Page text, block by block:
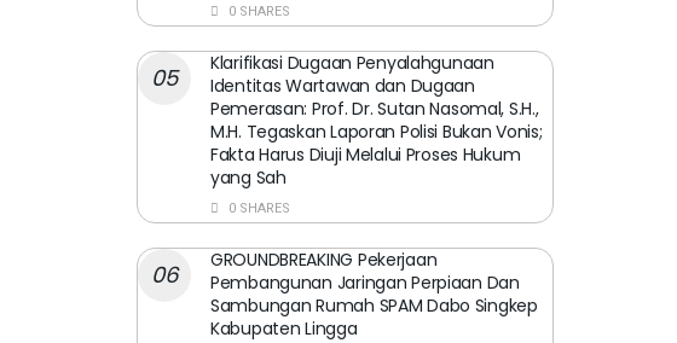
0 SHARES
Klarifikasi Dugaan Penyalahgunaan
Identitas Wartawan dan Dugaan
Pemerasan: Prof. Dr. Sutan Nasomal, S.H.,
M.H. Tegaskan Laporan Polisi Bukan Vonis;
Fakta Harus Diuji Melalui Proses Hukum
yang Sah
0 SHARES
GROUNDBREAKING Pekerjaan
Pembangunan Jaringan Perpiaan Dan
Sambungan Rumah SPAM Dabo Singkep
Kabupaten Lingga